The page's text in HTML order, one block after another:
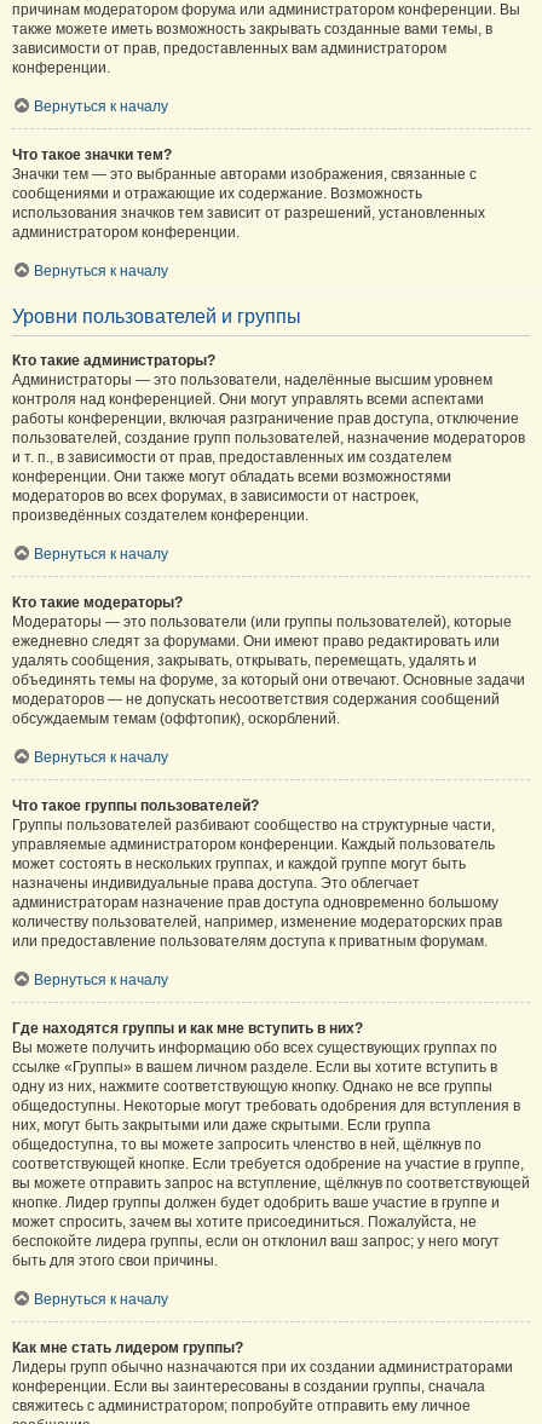
причинам модератором форума или администратором конференции. Вы
также можете иметь возможность закрывать созданные вами темы, в
зависимости от прав, предоставленных вам администратором
конференции.
Вернуться к началу
Что такое значки тем?
Значки тем — это выбранные авторами изображения, связанные с
сообщениями и отражающие их содержание. Возможность
использования значков тем зависит от разрешений, установленных
администратором конференции.
Вернуться к началу
Уровни пользователей и группы
Кто такие администраторы?
Администраторы — это пользователи, наделённые высшим уровнем
контроля над конференцией. Они могут управлять всеми аспектами
работы конференции, включая разграничение прав доступа, отключение
пользователей, создание групп пользователей, назначение модераторов
и т. п., в зависимости от прав, предоставленных им создателем
конференции. Они также могут обладать всеми возможностями
модераторов во всех форумах, в зависимости от настроек,
произведённых создателем конференции.
Вернуться к началу
Кто такие модераторы?
Модераторы — это пользователи (или группы пользователей), которые
ежедневно следят за форумами. Они имеют право редактировать или
удалять сообщения, закрывать, открывать, перемещать, удалять и
объединять темы на форуме, за который они отвечают. Основные задачи
модераторов — не допускать несоответствия содержания сообщений
обсуждаемым темам (оффтопик), оскорблений.
Вернуться к началу
Что такое группы пользователей?
Группы пользователей разбивают сообщество на структурные части,
управляемые администратором конференции. Каждый пользователь
может состоять в нескольких группах, и каждой группе могут быть
назначены индивидуальные права доступа. Это облегчает
администраторам назначение прав доступа одновременно большому
количеству пользователей, например, изменение модераторских прав
или предоставление пользователям доступа к приватным форумам.
Вернуться к началу
Где находятся группы и как мне вступить в них?
Вы можете получить информацию обо всех существующих группах по
ссылке «Группы» в вашем личном разделе. Если вы хотите вступить в
одну из них, нажмите соответствующую кнопку. Однако не все группы
общедоступны. Некоторые могут требовать одобрения для вступления в
них, могут быть закрытыми или даже скрытыми. Если группа
общедоступна, то вы можете запросить членство в ней, щёлкнув по
соответствующей кнопке. Если требуется одобрение на участие в группе,
вы можете отправить запрос на вступление, щёлкнув по соответствующей
кнопке. Лидер группы должен будет одобрить ваше участие в группе и
может спросить, зачем вы хотите присоединиться. Пожалуйста, не
беспокойте лидера группы, если он отклонил ваш запрос; у него могут
быть для этого свои причины.
Вернуться к началу
Как мне стать лидером группы?
Лидеры групп обычно назначаются при их создании администраторами
конференции. Если вы заинтересованы в создании группы, сначала
свяжитесь с администратором; попробуйте отправить ему личное